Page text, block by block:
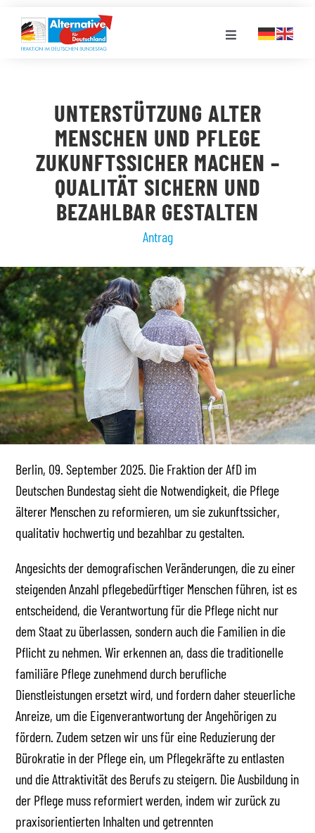
Inhalt
springen
Toggle
LANDESGRUPPEN
VERANSTALTUNGEN
STELLENPORTAL
MEDIATHEK
UNTERSTÜTZUNG ALTER
MENSCHEN UND PFLEGE
ZUKUNFTSSICHER MACHEN –
QUALITÄT SICHERN UND
BEZAHLBAR GESTALTEN
Antrag
Berlin, 09. September 2025. Die Fraktion der AfD im
Deutschen Bundestag sieht die Notwendigkeit, die Pflege
älterer Menschen zu reformieren, um sie zukunftssicher,
qualitativ hochwertig und bezahlbar zu gestalten.
Angesichts der demografischen Veränderungen, die zu einer
steigenden Anzahl pflegebedürftiger Menschen führen, ist es
entscheidend, die Verantwortung für die Pflege nicht nur
dem Staat zu überlassen, sondern auch die Familien in die
Pflicht zu nehmen. Wir erkennen an, dass die traditionelle
familiäre Pflege zunehmend durch berufliche
Dienstleistungen ersetzt wird, und fordern daher steuerliche
Anreize, um die Eigenverantwortung der Angehörigen zu
fördern. Zudem setzen wir uns für eine Reduzierung der
Bürokratie in der Pflege ein, um Pflegekräfte zu entlasten
und die Attraktivität des Berufs zu steigern. Die Ausbildung in
der Pflege muss reformiert werden, indem wir zurück zu
praxisorientierten Inhalten und getrennten